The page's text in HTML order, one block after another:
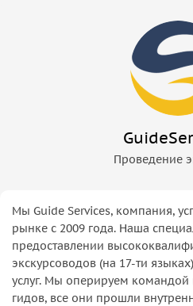
Проведение
Мы Guide Services, компания,
рынке с 2009 года. Наша
предоставлении
экскурсоводов (на 17-ти
услуг. Мы оперируем
гидов, все они прошли